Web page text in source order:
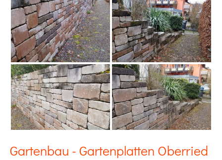
Gartenbau - Gartenplatten Oberried